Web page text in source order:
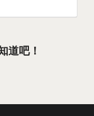
道吧！